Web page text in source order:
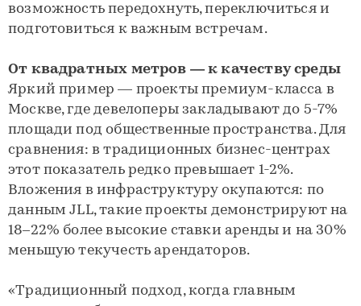
возможность передохнуть, переключиться и
подготовиться к важным встречам.
От квадратных метров — к качеству среды
Яркий пример — проекты премиум-класса в
Москве, где девелоперы закладывают до 5-7%
площади под общественные пространства. Для
сравнения: в традиционных бизнес-центрах
этот показатель редко превышает 1-2%.
Вложения в инфраструктуру окупаются: по
данным JLL, такие проекты демонстрируют на
18–22% более высокие ставки аренды и на 30%
меньшую текучесть арендаторов.
«Традиционный подход, когда главным